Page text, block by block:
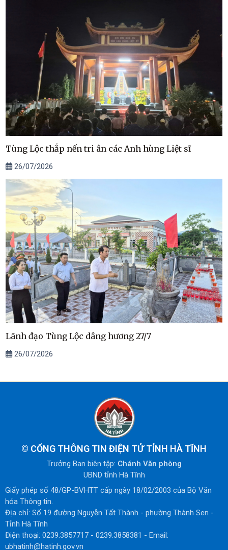
Tùng Lộc thắp nến tri ân các Anh hùng Liệt sĩ
26/07/2026
Lãnh đạo Tùng Lộc dâng hương 27/7
26/07/2026
© CỔNG THÔNG TIN ĐIỆN TỬ TỈNH HÀ TĨNH
Trưởng Ban biên tập: Chánh Văn phòng
UBND tỉnh Hà Tĩnh
Giấy phép số 48/GP-BVHTT cấp ngày 18/02/2003 của Bộ Văn
hóa Thông tin.
Địa chỉ: Số 19 đường Nguyễn Tất Thành - phường Thành Sen -
Tỉnh Hà Tĩnh
Điện thoại: 0239.3857717 - 0239.3858381 - Email:
ubhatinh@hatinh.gov.vn